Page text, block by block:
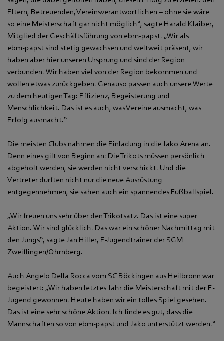
Eltern, Betreuenden, Vereinsverantwortlichen – ohne sie wäre
so eine Meisterschaft gar nicht möglich“, sagte Harald Klaiber,
Mitglied der Geschäftsführung von ebm‑papst. „Wir als
ebm‑papst sind stetig gewachsen und weltweit präsent, wir
haben aber hier unseren Ursprung und sind der Region
verbunden. Wir haben viel von der Region bekommen und
wollen etwas zurückgeben. Genauso passen auch unsere Werte
zu dem heutigen Tag: Effizienz, Begeisterung und
Menschlichkeit. Das ist es auch, was Vereine ausmacht, was
Erfolg ausmacht.“
Die meisten Clubs nahmen die Einladung in die Jako Arena an.
Denn eines gilt von Beginn an: Die Trikots müssen persönlich
abgeholt werden, sie werden nicht verschickt. Und die
Vertreter durften nicht nur die neue Ausrüstung
entgegennehmen, sie sahen auch ein spannendes Fußballspiel.
„Wir freuen uns sehr über den Trikotsatz. Das ist eine super
Aktion. Wir sind glücklich. Das war ein schöner Nachmittag mit
den Jungs“, sagte Jan Hiller, E-Jugendtrainer der SGM
Zweiflingen/Ohrnberg.
Auch Angelo Della Rocca vom SC Böckingen aus Heilbronn war
begeistert: „Wir haben letztes Jahr die Meisterschaft mit der E-
Jugend gewonnen. Heute haben wir ein tolles Spiel gesehen.
Das ist eine sehr schöne Aktion. Ich finde es gut, dass die
Mannschaften so von ebm‑papst und Jako unterstützt werden.“